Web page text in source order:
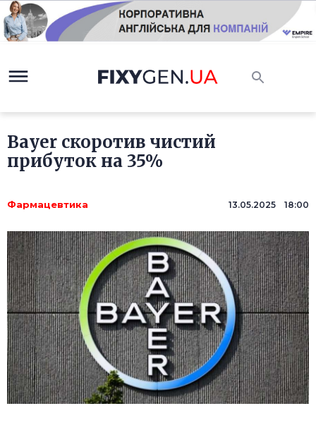
Bayer скоротив чистий
прибуток на 35%
Фармацевтика 13.05.2025 18:00